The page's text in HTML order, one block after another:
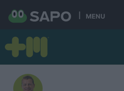
MENU